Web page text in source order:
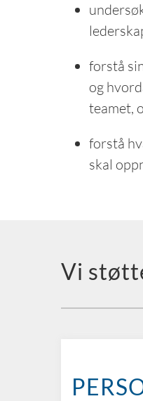
forstå
og
teamet,
forstå
skal
Vi